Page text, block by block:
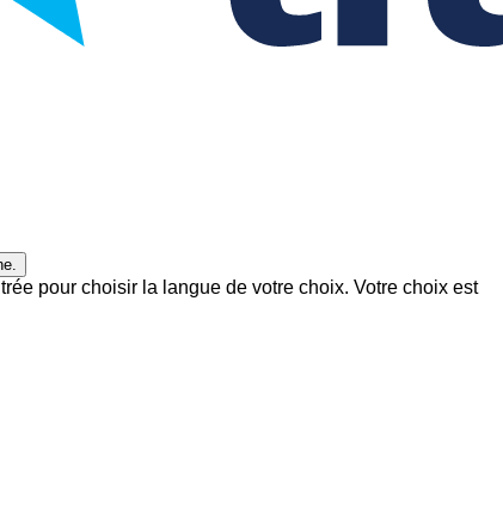
pour choisir la langue de votre choix. Votre choix est